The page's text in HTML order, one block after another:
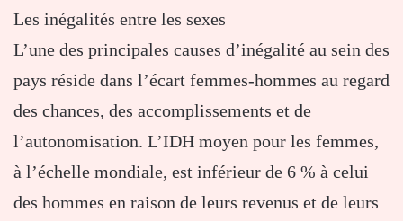
Les inégalités entre les sexes
L’une des principales causes d’inégalité au sein des
pays réside dans l’écart femmes-hommes au regard
des chances, des accomplissements et de
l’autonomisation. L’IDH moyen pour les femmes,
à l’échelle mondiale, est inférieur de 6 % à celui
des hommes en raison de leurs revenus et de leurs